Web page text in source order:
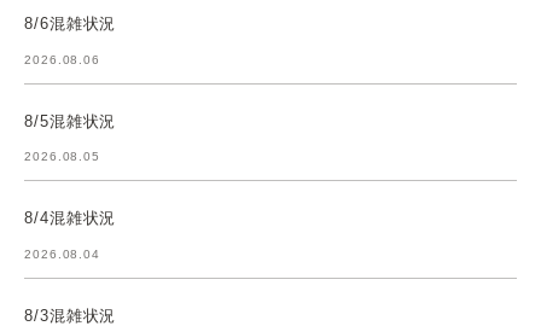
8/6混雑状況
2026.08.06
8/5混雑状況
2026.08.05
8/4混雑状況
2026.08.04
8/3混雑状況